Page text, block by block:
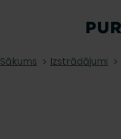
Sākums Izstrādājumi